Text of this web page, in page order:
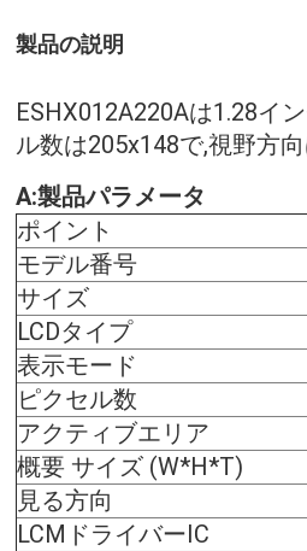
製品の説明
ESHX012A220Aは1.28イ
ル数は205x148で,視野方
A:製品パラメータ
ポイント
モデル番号
サイズ
LCDタイプ
表示モード
ピクセル数
アクティブエリア
概要 サイズ (W*H*T)
見る方向
LCMドライバーIC